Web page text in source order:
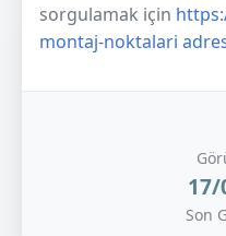
sorgulamak için
montaj-noktalari
17/
Son